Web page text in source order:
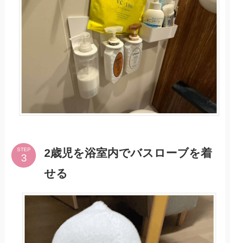
STEP
2歳児を浴室内でバスローブを着
せる